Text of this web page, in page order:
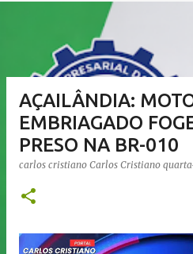
AÇAILÂNDIA:
EMBRIAGADO
PRESO NA BR-010
carlos cristiano Carlos Cristiano